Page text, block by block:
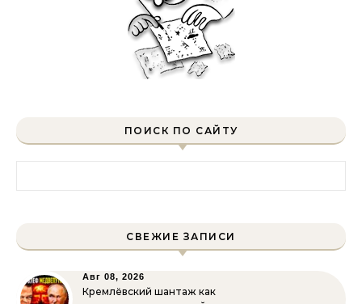
ПОИСК ПО САЙТУ
СВЕЖИЕ ЗАПИСИ
Авг 08, 2026
Кремлёвский шантаж как